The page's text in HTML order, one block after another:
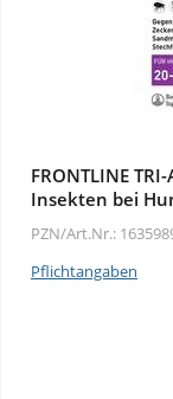
FRONTLINE
Insekten bei
PZN/Art.Nr.:
Pflichtangaben